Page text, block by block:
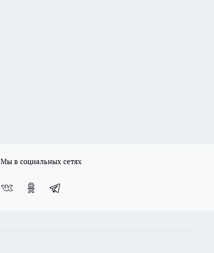
Мы в социальных сетях